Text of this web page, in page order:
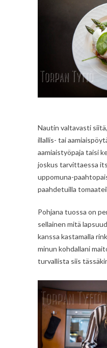
Nautin valtavasti
illallis- tai
aamiaistyöpaja taisi
joskus tarvittaessa
uppomuna-
paahdetuilla
Pohjana tuossa on
sellainen mitä
kanssa kastamalla
minun kohdallani
turvallista siis